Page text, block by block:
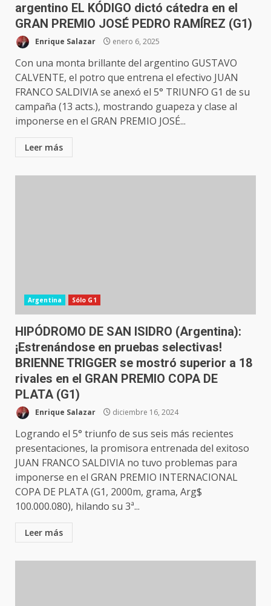
argentino EL KÓDIGO dictó cátedra en el
GRAN PREMIO JOSÉ PEDRO RAMÍREZ (G1)
Enrique Salazar enero 6, 2025
Con una monta brillante del argentino GUSTAVO
CALVENTE, el potro que entrena el efectivo JUAN
FRANCO SALDIVIA se anexó el 5° TRIUNFO G1 de su
campaña (13 acts.), mostrando guapeza y clase al
imponerse en el GRAN PREMIO JOSÉ...
Leer más
Argentina Sólo G1
HIPÓDROMO DE SAN ISIDRO (Argentina):
¡Estrenándose en pruebas selectivas!
BRIENNE TRIGGER se mostró superior a 18
rivales en el GRAN PREMIO COPA DE
PLATA (G1)
Enrique Salazar diciembre 16, 2024
Logrando el 5° triunfo de sus seis más recientes
presentaciones, la promisora entrenada del exitoso
JUAN FRANCO SALDIVIA no tuvo problemas para
imponerse en el GRAN PREMIO INTERNACIONAL
COPA DE PLATA (G1, 2000m, grama, Arg$
100.000.080), hilando su 3ª...
Leer más